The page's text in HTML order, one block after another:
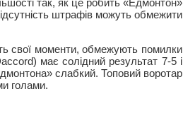
штрафів можуть обмежити
свої моменти, обмежують помилки
має солідний результат 7-5 і
слабкий. Топовий воротар
голами.